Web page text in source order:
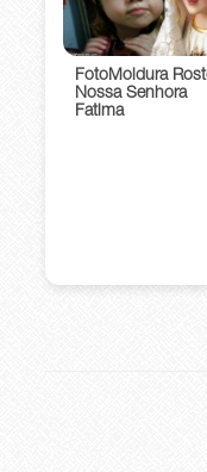
FotoMoldura
Nossa Senhora
Fatima